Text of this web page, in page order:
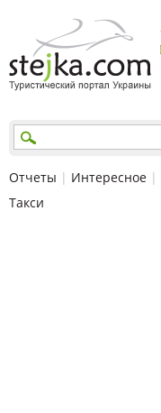
Отчеты | Интересное |
Такси